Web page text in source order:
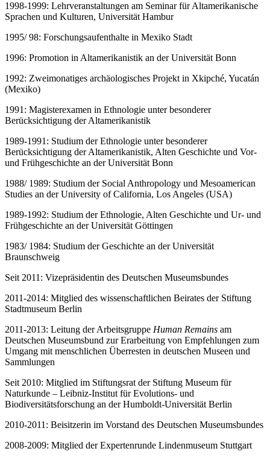
1998-1999: Lehrveranstaltungen am Seminar für Altamerikanische
Sprachen und Kulturen, Universität Hambur
1995/ 98: Forschungsaufenthalte in Mexiko Stadt
1996: Promotion in Altamerikanistik an der Universität Bonn
1992: Zweimonatiges archäologisches Projekt in Xkipché, Yucatán
(Mexiko)
1991: Magisterexamen in Ethnologie unter besonderer
Berücksichtigung der Altamerikanistik
1989-1991: Studium der Ethnologie unter besonderer
Berücksichtigung der Altamerikanistik, Alten Geschichte und Vor-
und Frühgeschichte an der Universität Bonn
1988/ 1989: Studium der Social Anthropology und Mesoamerican
Studies an der University of California, Los Angeles (USA)
1989-1992: Studium der Ethnologie, Alten Geschichte und Ur- und
Frühgeschichte an der Universität Göttingen
1983/ 1984: Studium der Geschichte an der Universität
Braunschweig
Seit 2011: Vizepräsidentin des Deutschen Museumsbundes
2011-2014: Mitglied des wissenschaftlichen Beirates der Stiftung
Stadtmuseum Berlin
2011-2013: Leitung der Arbeitsgruppe Human Remains am
Deutschen Museumsbund zur Erarbeitung von Empfehlungen zum
Umgang mit menschlichen Überresten in deutschen Museen und
Sammlungen
Seit 2010: Mitglied im Stiftungsrat der Stiftung Museum für
Naturkunde – Leibniz-Institut für Evolutions- und
Biodiversitätsforschung an der Humboldt-Universität Berlin
2010-2011: Beisitzerin im Vorstand des Deutschen Museumsbundes
2008-2009: Mitglied der Expertenrunde Lindenmuseum Stuttgart